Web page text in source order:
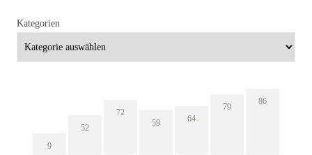
Kategorien
9
52
72
59 64
79
86